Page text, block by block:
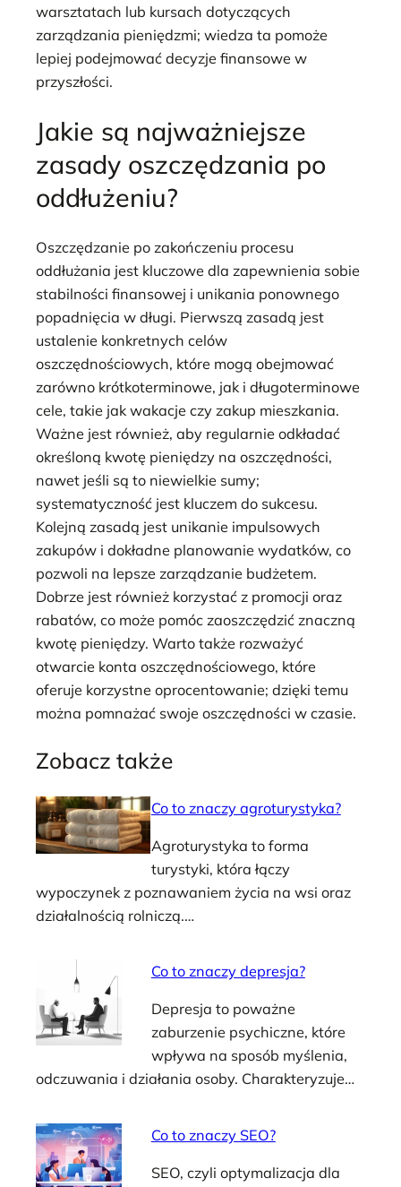
warsztatach lub kursach dotyczących
zarządzania pieniędzmi; wiedza ta pomoże
lepiej podejmować decyzje finansowe w
przyszłości.
Jakie są najważniejsze
zasady oszczędzania po
oddłużeniu?
Oszczędzanie po zakończeniu procesu
oddłużania jest kluczowe dla zapewnienia sobie
stabilności finansowej i unikania ponownego
popadnięcia w długi. Pierwszą zasadą jest
ustalenie konkretnych celów
oszczędnościowych, które mogą obejmować
zarówno krótkoterminowe, jak i długoterminowe
cele, takie jak wakacje czy zakup mieszkania.
Ważne jest również, aby regularnie odkładać
określoną kwotę pieniędzy na oszczędności,
nawet jeśli są to niewielkie sumy;
systematyczność jest kluczem do sukcesu.
Kolejną zasadą jest unikanie impulsowych
zakupów i dokładne planowanie wydatków, co
pozwoli na lepsze zarządzanie budżetem.
Dobrze jest również korzystać z promocji oraz
rabatów, co może pomóc zaoszczędzić znaczną
kwotę pieniędzy. Warto także rozważyć
otwarcie konta oszczędnościowego, które
oferuje korzystne oprocentowanie; dzięki temu
można pomnażać swoje oszczędności w czasie.
Zobacz także
Co to znaczy agroturystyka?
Agroturystyka to forma
turystyki, która łączy
wypoczynek z poznawaniem życia na wsi oraz
działalnością rolniczą.…
Co to znaczy depresja?
Depresja to poważne
zaburzenie psychiczne, które
wpływa na sposób myślenia,
odczuwania i działania osoby. Charakteryzuje…
Co to znaczy SEO?
SEO, czyli optymalizacja dla